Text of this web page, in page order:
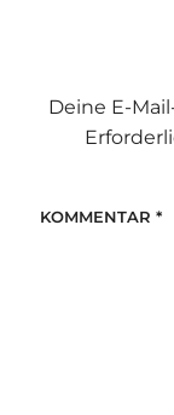
Deine E-
KOMMENTAR *